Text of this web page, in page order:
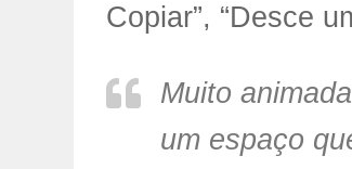
Copiar”, “Desce
Muito
um espaço